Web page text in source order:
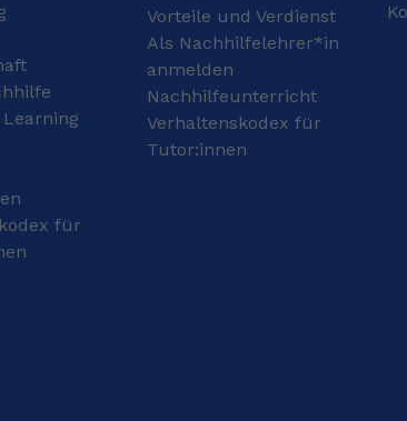
für
Vorteile und Verdienst
Als Nachhilfelehrer*in
anmelden
Nachhilfeunterricht
Verhaltenskodex für
Tutor:innen